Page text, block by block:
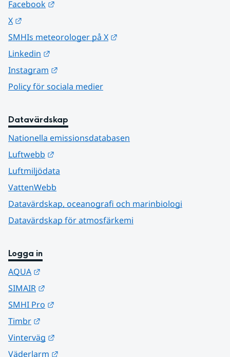
Facebook
X
SMHIs meteorologer på X
Linkedin
Instagram
Policy för sociala medier
Datavärdskap
Nationella emissionsdatabasen
Luftwebb
Luftmiljödata
VattenWebb
Datavärdskap, oceanografi och marinbiologi
Datavärdskap för atmosfärkemi
Logga in
AQUA
SIMAIR
SMHI Pro
Timbr
Vinterväg
Väderlarm